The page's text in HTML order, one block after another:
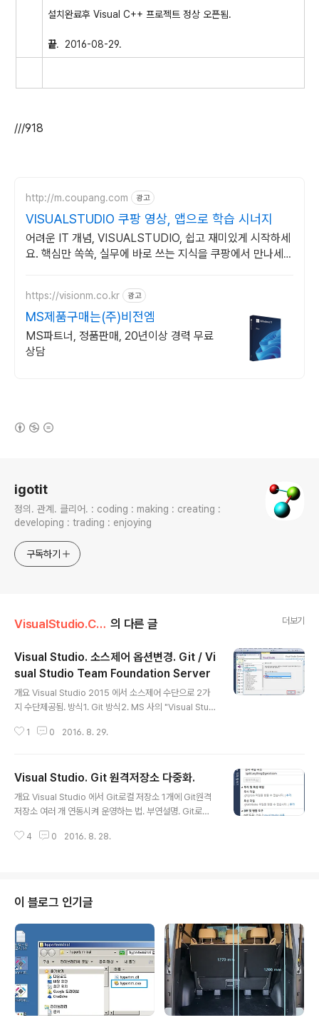
설치완료후 Visual C++ 프로젝트 정상 오픈됨.
끝. 2016-08-29.
///918
http://m.coupang.com 광고
VISUALSTUDIO 쿠팡 영상, 앱으로 학습 시너지
어려운 IT 개념, VISUALSTUDIO, 쉽고 재미있게 시작하세
요. 핵심만 쏙쏙, 실무에 바로 쓰는 지식을 쿠팡에서 만나세
https://visionm.co.kr 광고
MS제품구매는(주)비전엠
MS파트너, 정품판매, 20년이상 경력 무료
상담
igotit
정의. 관계. 클리어. : coding : making : creating :
developing : trading : enjoying
구독하기
VisualStudio.C++.C# 의 다른 글 더보기
Visual Studio. 소스제어 옵션변경. Git / Vi
sual Studio Team Foundation Server
개요 Visual Studio 2015 에서 소스제어 수단으로 2가
지 수단제공됨. 방식1. Git 방식2. MS 사의 "Visual Studi
될 수 없고 1개를 선택해야 하며, Visual Studio 에서 방
박)하여 지정해야한다. GitHub 등의 Git 방식 원격저장소
와 연동시켜 Git 로컬저장소 생성하고 관리하려면 Git 선
택한다. 본 글이 포함된 상위 정리 장소. Visual Studio/V
///917.
1 0 2016. 8. 29.
Visual Studio. Git 원격저장소 다중화.
개요 Visual Studio 에서 Git로컬 저장소 1개에 Git원격
저장소 여러 개 연동시켜 운영하는 법. 부연설명. Git로컬
며 설정하기에 따라 다중 원격 저장소로 연결시킬 수 있다.
ket, GitLab등 )에서도 동일하게 적용된다. 상세. 이미 Gi
t로컬 저장소 1개가 만들어져있고, 이것이 GitHub와 연동
처리되는 것을 MS Team Service 연동처리 하기 위해
서는 MS Team Service 에서 팀프로젝트(이것이 Git원
격저장소임, 이름예 ..
4 0 2016. 8. 28.
이 블로그 인기글